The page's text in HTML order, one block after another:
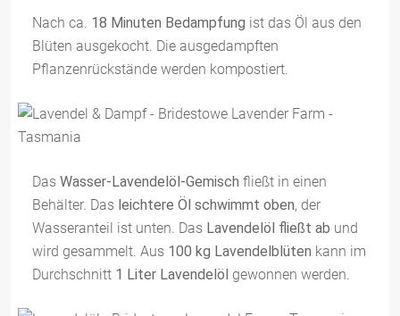
Nach ca. 18 Minuten Bedampfung ist das Öl aus den
Blüten ausgekocht. Die ausgedampften
Pflanzenrückstände werden kompostiert.
Das Wasser-Lavendelöl-Gemisch fließt in einen
Behälter. Das leichtere Öl schwimmt oben, der
Wasseranteil ist unten. Das Lavendelöl fließt ab und
wird gesammelt. Aus 100 kg Lavendelblüten kann im
Durchschnitt 1 Liter Lavendelöl gewonnen werden.